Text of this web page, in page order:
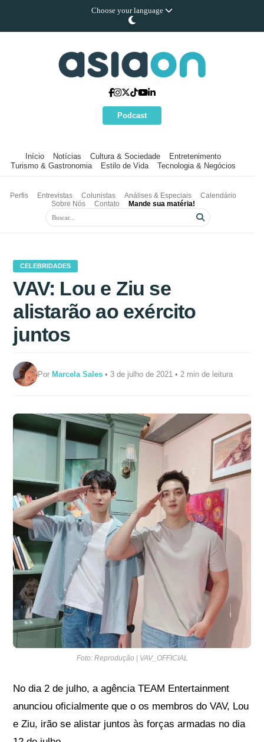
Choose your language
Podcast
Início Notícias Cultura & Sociedade
Entretenimento
Turismo & Gastronomia
Estilo de Vida Tecnologia & Negócios
Perfis Entrevistas Colunistas Análises & Especiais
Calendário
Sobre Nós
Contato Mande sua matéria!
CELEBRIDADES
VAV: Lou e Ziu se
alistarão ao exército
juntos
PorMarcela Sales • 3 de julho de 2021 • 2 min de leitura
Foto: Reprodução | VAV_OFFICIAL
No dia 2 de julho, a agência TEAM Entertainment
anunciou oficialmente que o os membros do VAV, Lou
e Ziu, irão se alistar juntos às forças armadas no dia